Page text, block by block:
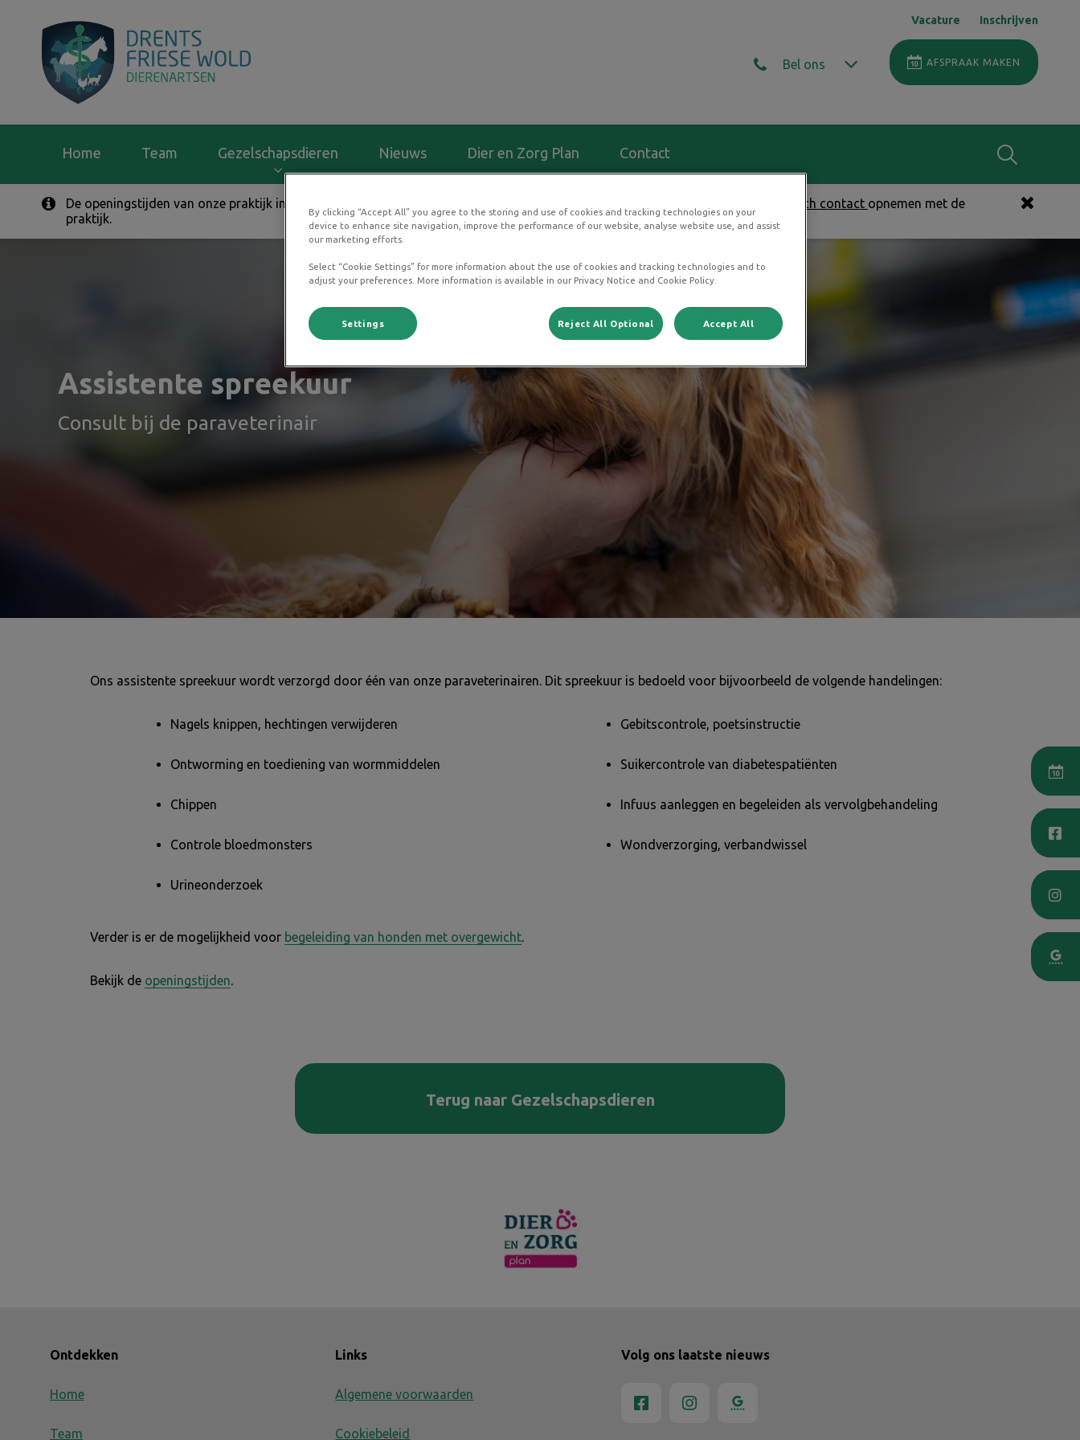
Vacature Inschrijven
Bel ons AFSPRAAK MAKEN
Home Team Gezelschapsdieren Nieuws Dier en Zorg Plan Contact
ZoekDe openingstijden van onze praktijk in Bovensmilde zijn momenteel aangepast. Voor vragen of meer informatie kunt u telefonisch contact opnemen met de
praktijk.
Assistente spreekuur
Consult bij de paraveterinair
Ons assistente spreekuur wordt verzorgd door één van onze paraveterinairen. Dit spreekuur is bedoeld voor bijvoorbeeld de volgende handelingen:
Nagels knippen, hechtingen verwijderen Gebitscontrole, poetsinstructie
Ontworming en toediening van wormmiddelen Suikercontrole van diabetespatiënten
Chippen Infuus aanleggen en begeleiden als vervolgbehandeling
Controle bloedmonsters Wondverzorging, verbandwissel
Urineonderzoek
Verder is er de mogelijkheid voor begeleiding van honden met overgewicht.
Bekijk de openingstijden.
Terug naar Gezelschapsdieren
Ontdekken
Home
Team
Links
Algemene voorwaarden
Cookiebeleid
Volg ons laatste nieuws
By clicking “Accept All” you agree to the storing and use of cookies and tracking technologies on your
device to enhance site navigation, improve the performance of our website, analyse website use, and assist
our marketing efforts.
Select “Cookie Settings” for more information about the use of cookies and tracking technologies and to
adjust your preferences. More information is available in our Privacy Notice and Cookie Policy.
Settings Reject All Optional Accept All